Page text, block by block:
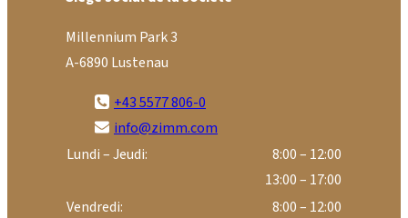
Millennium Park 3
A-6890 Lustenau
+43 5577 806-0
info@zimm.com
Lundi – Jeudi:
8:00 – 12:00
13:00 – 17:00
Vendredi:
8:00 – 12:00